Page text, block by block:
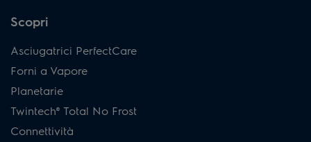
Scopri
Asciugatrici PerfectCare
Forni a Vapore
Planetarie
Twintech® Total No Frost
Connettività